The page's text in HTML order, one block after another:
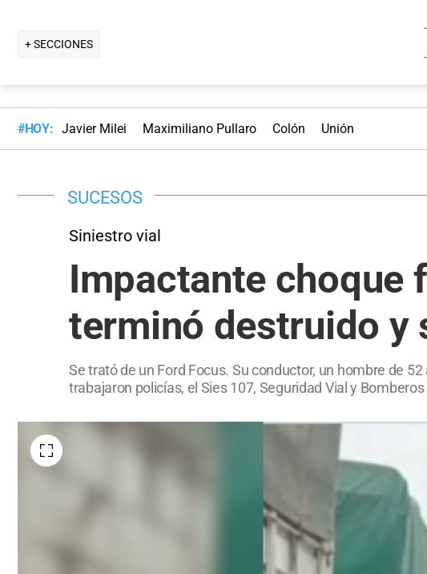
+ SECCIONES
#HOY: Javier Milei Maximiliano Pullaro Colón Unión
SUCESOS
Siniestro vial
Impactante choque
terminó destruido y
Se trató de un Ford Focus. Su conductor, un hombre de
trabajaron policías, el Sies 107, Seguridad Vial y